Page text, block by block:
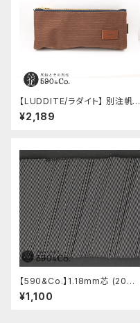
【LUDDITE/ラダイト】 別注帆布
ベンディペンケース (コーヒー)
¥2,189
【590&Co.】1.18mm芯 (20本
入り)
¥1,100